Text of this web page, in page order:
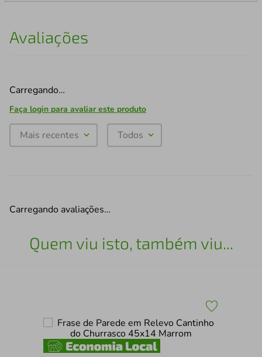
Avaliações
Carregando…
Faça login para avaliar este produto
Mais recentes Todos
Carregando avaliações…
Quem viu isto, também viu...